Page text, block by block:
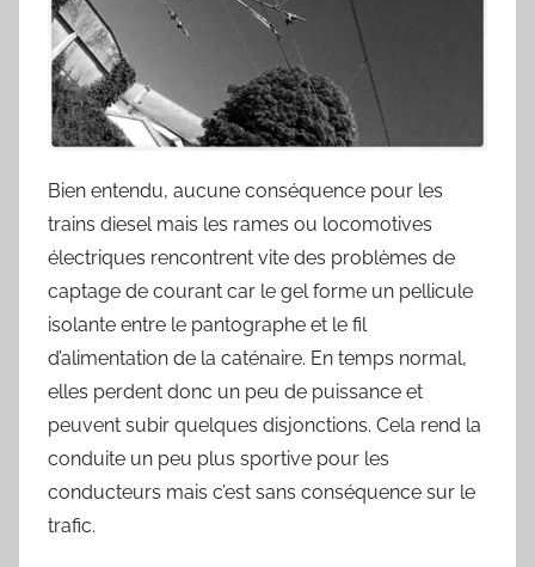
Bien entendu, aucune conséquence pour les
trains diesel mais les rames ou locomotives
électriques rencontrent vite des problèmes de
captage de courant car le gel forme un pellicule
isolante entre le pantographe et le fil
d’alimentation de la caténaire. En temps normal,
elles perdent donc un peu de puissance et
peuvent subir quelques disjonctions. Cela rend la
conduite un peu plus sportive pour les
conducteurs mais c’est sans conséquence sur le
trafic.